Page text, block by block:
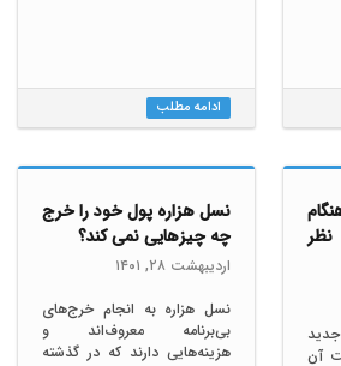
ادامه مطلب
نسل هزاره پول خود را خرج
چه چیزهایی نمی کند؟
ارديبهشت ٢٨, ١۴۰١
نسل هزاره به انجام خرج‌های
بی‌برنامه معروف‌اند و
هزینه‌هایی دارند که در گذشته
آن